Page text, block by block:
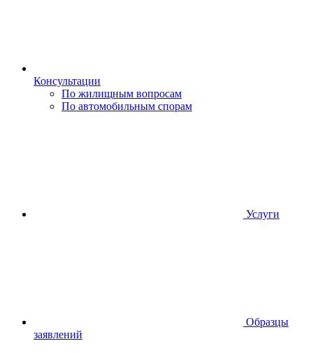
Консультации
По жилищным вопросам
По автомобильным спорам
Услуги
Образцы
заявлений